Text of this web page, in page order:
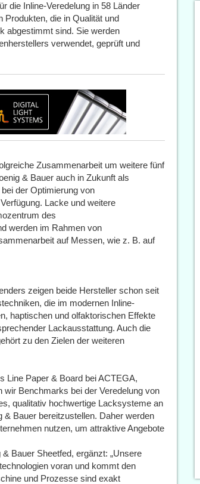
die Inline-Veredelung in 58 Länder
Produkten, die in Qualität und
abgestimmt sind. Sie werden
verwendet, geprüft und
Zusammenarbeit um weitere fünf
& Bauer auch in Zukunft als
der Optimierung von
Lacke und weitere
des
werden im Rahmen von
auf Messen, wie z. B. auf
zeigen beide Hersteller schon seit
die im modernen Inline-
haptischen und olfaktorischen Effekte
Lackausstattung. Auch die
zu den Zielen der weiteren
Line Paper & Board bei ACTEGA,
Benchmarks bei der Veredelung von
qualitativ hochwertige Lacksysteme an
Bauer bereitzustellen. Daher werden
nutzen, um attraktive Angebote
Bauer Sheetfed, ergänzt: „Unsere
voran und kommt den
und Prozesse sind exakt